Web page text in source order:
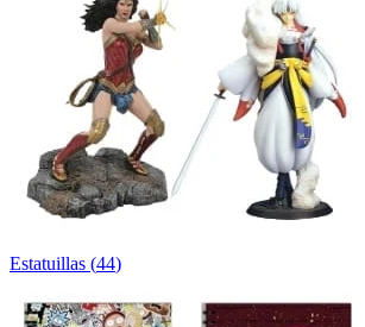
Estatuillas (44)